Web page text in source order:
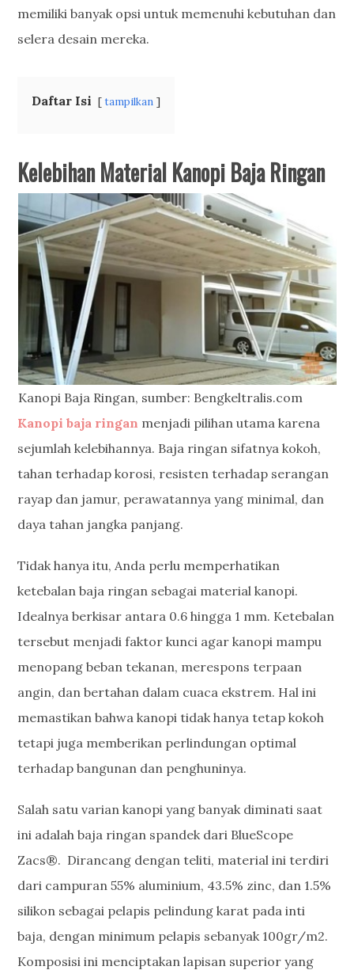
memiliki banyak opsi untuk memenuhi kebutuhan dan
selera desain mereka.
Daftar Isi tampilkan
Kelebihan Material Kanopi Baja Ringan
Kanopi Baja Ringan, sumber: Bengkeltralis.com
Kanopi baja ringan menjadi pilihan utama karena
sejumlah kelebihannya. Baja ringan sifatnya kokoh,
tahan terhadap korosi, resisten terhadap serangan
rayap dan jamur, perawatannya yang minimal, dan
daya tahan jangka panjang.
Tidak hanya itu, Anda perlu memperhatikan
ketebalan baja ringan sebagai material kanopi.
Idealnya berkisar antara 0.6 hingga 1 mm. Ketebalan
tersebut menjadi faktor kunci agar kanopi mampu
menopang beban tekanan, merespons terpaan
angin, dan bertahan dalam cuaca ekstrem. Hal ini
memastikan bahwa kanopi tidak hanya tetap kokoh
tetapi juga memberikan perlindungan optimal
terhadap bangunan dan penghuninya.
Salah satu varian kanopi yang banyak diminati saat
ini adalah baja ringan spandek dari BlueScope
Zacs®. Dirancang dengan teliti, material ini terdiri
dari campuran 55% aluminium, 43.5% zinc, dan 1.5%
silikon sebagai pelapis pelindung karat pada inti
baja, dengan minimum pelapis sebanyak 100gr/m2.
Komposisi ini menciptakan lapisan superior yang